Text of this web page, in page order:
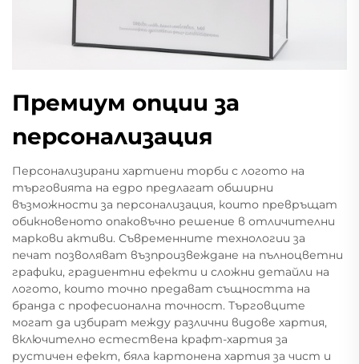
Премиум опции за
персонализация
Персонализирани хартиени торби с логото на
търговията на едро предлагат обширни
възможности за персонализация, които превръщат
обикновеното опаковъчно решение в отличителни
маркови активи. Съвременните технологии за
печат позволяват възпроизвеждане на пълноцветни
графики, градиентни ефекти и сложни детайли на
логото, които точно предават същността на
бранда с професионална точност. Търговците
могат да избират между различни видове хартия,
включително естествена крафт-хартия за
рустичен ефект, бяла картонена хартия за чист и